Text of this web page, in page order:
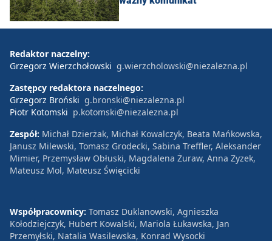
Redaktor naczelny:
Grzegorz Wierzchołowski g.wierzcholowski@niezalezna.pl
Zastępcy redaktora naczelnego:
Grzegorz Broński g.bronski@niezalezna.pl
Piotr Kotomski p.kotomski@niezalezna.pl
Zespół: Michał Dzierżak, Michał Kowalczyk, Beata Mańkowska,
Janusz Milewski, Tomasz Grodecki, Sabina Treffler, Aleksander
Mimier, Przemysław Obłuski, Magdalena Żuraw, Anna Zyzek,
Mateusz Mol, Mateusz Święcicki
Współpracownicy: Tomasz Duklanowski, Agnieszka
Kołodziejczyk, Hubert Kowalski, Mariola Łukawska, Jan
Przemyłski, Natalia Wasilewska, Konrad Wysocki